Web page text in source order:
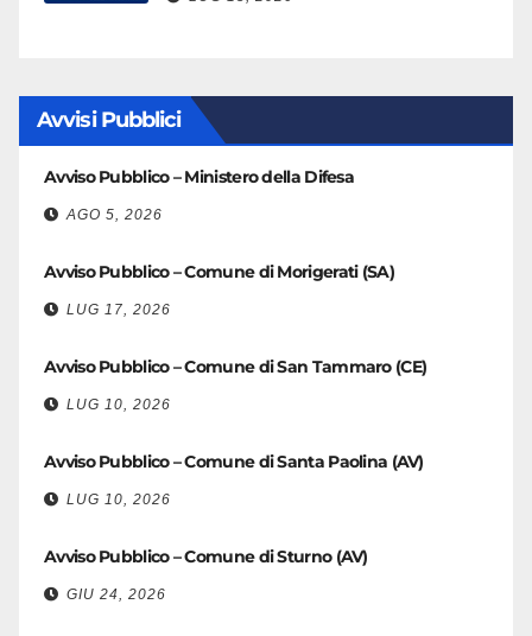
Avvisi Pubblici
Avviso Pubblico – Ministero della Difesa
AGO 5, 2026
Avviso Pubblico – Comune di Morigerati (SA)
LUG 17, 2026
Avviso Pubblico – Comune di San Tammaro (CE)
LUG 10, 2026
Avviso Pubblico – Comune di Santa Paolina (AV)
LUG 10, 2026
Avviso Pubblico – Comune di Sturno (AV)
GIU 24, 2026